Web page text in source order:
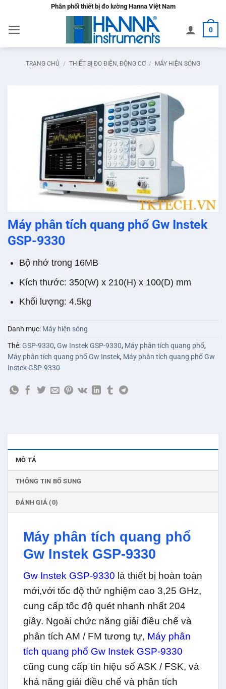
nội
dung
Phân phối thiết bị đo lường Hanna Việt Nam
0
TRANG CHỦ / THIẾT BỊ ĐO ĐIỆN, ĐỘNG CƠ / MÁY HIỆN SÓNG
Máy phân tích quang phổ Gw Instek
GSP-9330
Bộ nhớ trong 16MB
Kích thước: 350(W) x 210(H) x 100(D) mm
Khối lượng: 4.5kg
Danh mục: Máy hiện sóng
Thẻ:GSP-9330,Gw Instek GSP-9330, Máy phân tích quang phổ,
Máy phân tích quang phổ Gw Instek, Máy phân tích quang phổ Gw
Instek GSP-9330
MÔ TẢ
THÔNG TIN BỔ SUNG
ĐÁNH GIÁ (0)
Máy phân tích quang phổ
Gw Instek GSP-9330
Gw Instek GSP-9330 là thiết bị hoàn toàn
mới,với tốc độ thử nghiệm cao 3,25 GHz,
cung cấp tốc độ quét nhanh nhất 204
giây. Ngoài chức năng giải điều chế và
phân tích AM / FM tương tự, Máy phân
tích quang phổ Gw Instek GSP-9330
cũng cung cấp tín hiệu số ASK / FSK, và
khả năng giải điều chế và phân tích